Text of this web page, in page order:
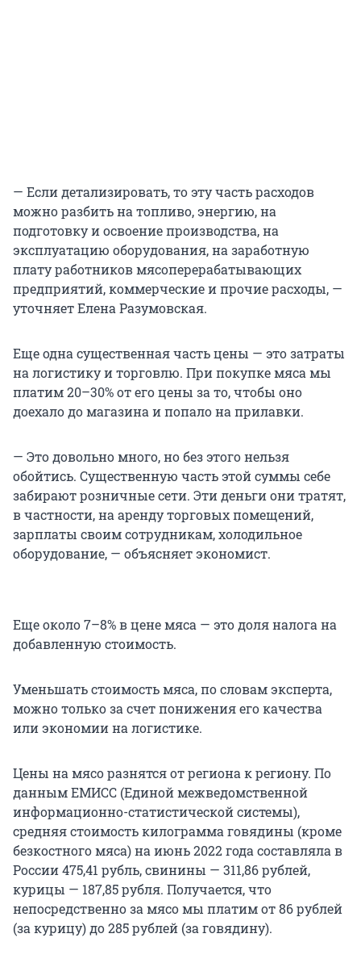
— Если детализировать, то эту часть расходов
можно разбить на топливо, энергию, на
подготовку и освоение производства, на
эксплуатацию оборудования, на заработную
плату работников мясоперерабатывающих
предприятий, коммерческие и прочие расходы, —
уточняет Елена Разумовская.
Еще одна существенная часть цены — это затраты
на логистику и торговлю. При покупке мяса мы
платим 20–30% от его цены за то, чтобы оно
доехало до магазина и попало на прилавки.
— Это довольно много, но без этого нельзя
обойтись. Существенную часть этой суммы себе
забирают розничные сети. Эти деньги они тратят,
в частности, на аренду торговых помещений,
зарплаты своим сотрудникам, холодильное
оборудование, — объясняет экономист.
Еще около 7–8% в цене мяса — это доля налога на
добавленную стоимость.
Уменьшать стоимость мяса, по словам эксперта,
можно только за счет понижения его качества
или экономии на логистике.
Цены на мясо разнятся от региона к региону. По
данным ЕМИСС (Единой межведомственной
информационно-статистической системы),
средняя стоимость килограмма говядины (кроме
безкостного мяса) на июнь 2022 года составляла в
России 475,41 рубль, свинины — 311,86 рублей,
курицы — 187,85 рубля. Получается, что
непосредственно за мясо мы платим от 86 рублей
(за курицу) до 285 рублей (за говядину).